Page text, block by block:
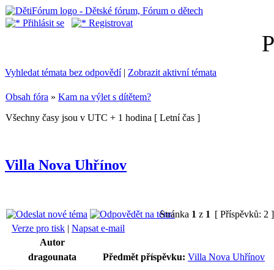
Přihlásit se Registrovat
Vyhledat témata bez odpovědí| Zobrazit aktivní témata
Obsah fóra » Kam na výlet s dítětem?
Všechny časy jsou v UTC + 1 hodina [ Letní čas ]
Villa Nova Uhřínov
Stránka 1 z 1 [ Příspěvků: 2
Verze pro tisk | Napsat e-mail
Autor
dragounata
Předmět příspěvku: Villa Nova Uhřínov